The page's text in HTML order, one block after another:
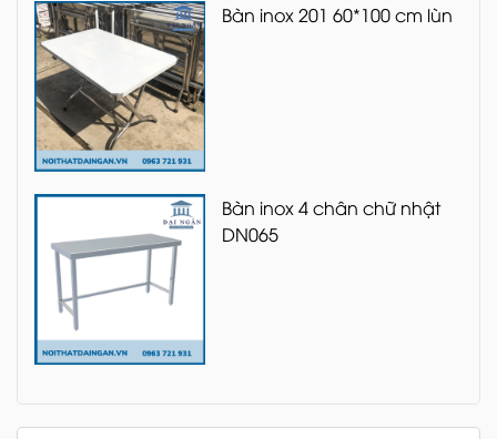
Bàn inox 201 60*100 cm lùn
Bàn inox 4 chân chữ nhật
DN065